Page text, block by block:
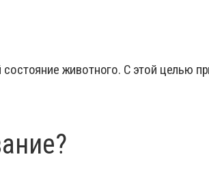
животного. С этой целью